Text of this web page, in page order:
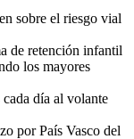
sobre el riesgo vial
de retención infantil
los mayores
día al volante
por País Vasco del